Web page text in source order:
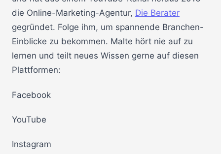
die Online-Marketing-Agentur, Die Berater
gegründet. Folge ihm, um spannende Branchen-
Einblicke zu bekommen. Malte hört nie auf zu
lernen und teilt neues Wissen gerne auf diesen
Plattformen:
Facebook
YouTube
Instagram